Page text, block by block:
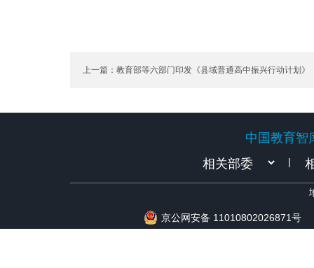
上一篇：教育部等六部门印发《县域普通高中振兴行动计划》
中国教育智
|
京公网安备 11010802026871号